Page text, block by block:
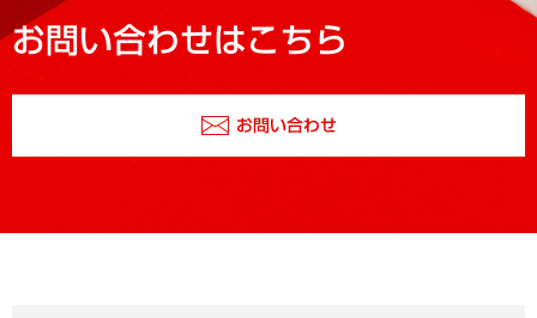
お問い合わせはこちら
お問い合わせ